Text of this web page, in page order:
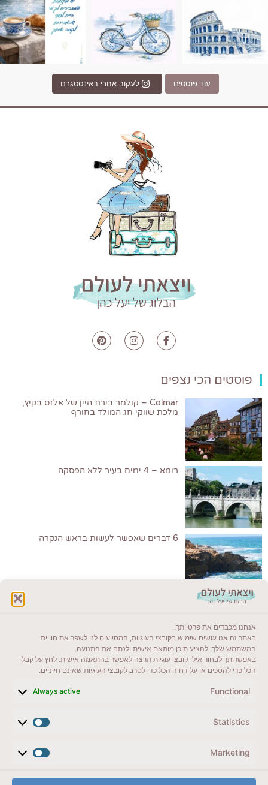
אנחנו מכבדים את פרטיותך.
באתר זה אנו עושים שימוש בקובצי העוגיות, המסייעים לנו לשפר את חוויית
המשתמש שלך, להציע תוכן מותאם אישית ולנתח את התנועה.
באפשרותך לבחור אילו קובצי עוגיות תרצה לאפשר בהתאמה אישית. לחץ על קבל
הכל כדי להסכים או על דחיה הכל כדי לסרב לקובצי העוגיות שאינם חיוניים.
Functional
Always active
Statistics
Marketing
עוד פוסטים לעקוב אחרי באינסטגרם
פוסטים הכי נצפים
Colmar – קולמר בירת היין של אלזס בקיץ,
מלכת שווקי חג המולד בחורף
רומא – 4 ימים בעיר ללא הפסקה
6 דברים שאפשר לעשות בראש הנקרה
ייעדים מומלצים
מדריכים ועזרים
לשליחת הודעת וואטסאפ
veyatsati.laolam@gmail.com